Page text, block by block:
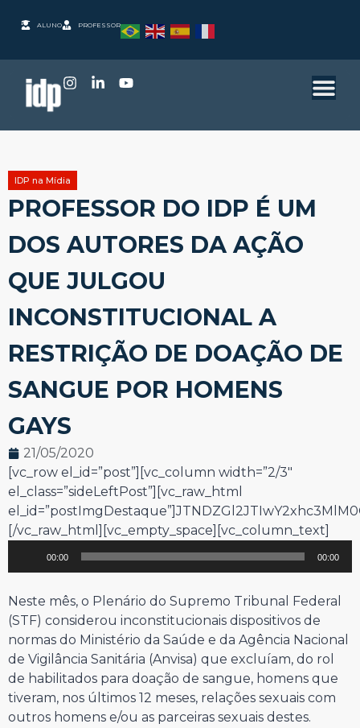
ALUNO PROFESSOR
IDP na Mídia
PROFESSOR DO IDP É UM
DOS AUTORES DA AÇÃO
QUE JULGOU
INCONSTITUCIONAL A
RESTRIÇÃO DE DOAÇÃO DE
SANGUE POR HOMENS
GAYS
21/05/2020
[vc_row el_id=”post”][vc_column width=”2/3″
el_class=”sideLeftPost”][vc_raw_html
[/vc_raw_html][vc_empty_space][vc_column_text]
Tocador
de
áudio
00:00 00:00
Neste mês, o Plenário do Supremo Tribunal Federal
(STF) considerou inconstitucionais dispositivos de
normas do Ministério da Saúde e da Agência Nacional
de Vigilância Sanitária (Anvisa) que excluíam, do rol
de habilitados para doação de sangue, homens que
tiveram, nos últimos 12 meses, relações sexuais com
outros homens e/ou as parceiras sexuais destes.